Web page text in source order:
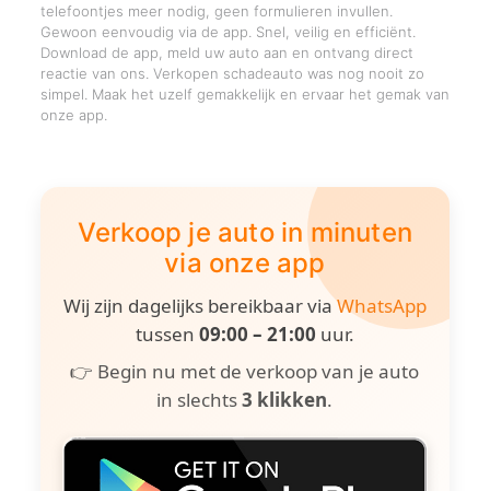
telefoontjes meer nodig, geen formulieren invullen.
Gewoon eenvoudig via de app. Snel, veilig en efficiënt.
Download de app, meld uw auto aan en ontvang direct
reactie van ons. Verkopen schadeauto was nog nooit zo
simpel. Maak het uzelf gemakkelijk en ervaar het gemak van
onze app.
Verkoop je auto in minuten
via onze app
Wij zijn dagelijks bereikbaar viaWhatsApp
tussen 09:00 – 21:00 uur.
👉 Begin nu met de verkoop van je auto
in slechts3 klikken.